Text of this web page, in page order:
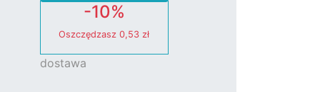
-10%
Oszczędzasz0,53 zł
dostawa